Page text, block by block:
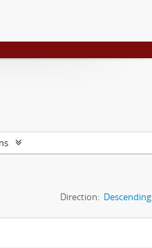
Direction: Descending